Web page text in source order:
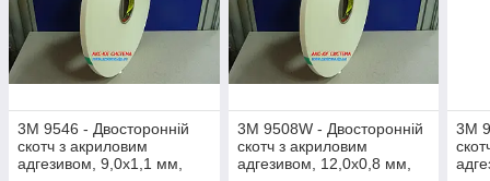
3M 9546 - Двосторонній
скотч з акриловим
адгезивом, 9,0х1,1 мм,
3M 9508W - Двосторонній
скотч з акриловим
адгезивом, 12,0х0,8 мм,
3M